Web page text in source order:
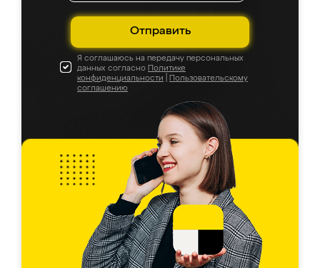
Отправить
Я соглашаюсь на передачу персональных
данных согласно Политике
конфиденциальности
Пользовательскому
соглашению